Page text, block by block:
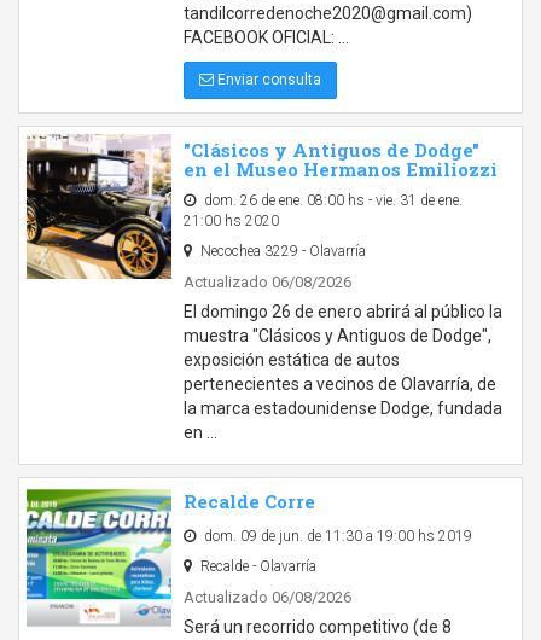
tandilcorredenoche2020@gmail.com)
FACEBOOK OFICIAL: …
Enviar consulta
"Clásicos y Antiguos de Dodge"
en el Museo Hermanos Emiliozzi
dom. 26 de ene. 08:00 hs - vie. 31 de ene.
21:00 hs 2020
Necochea 3229 - Olavarría
Actualizado 06/08/2026
El domingo 26 de enero abrirá al público la
muestra "Clásicos y Antiguos de Dodge",
exposición estática de autos
pertenecientes a vecinos de Olavarría, de
la marca estadounidense Dodge, fundada
en …
Recalde Corre
dom. 09 de jun. de 11:30 a 19:00 hs 2019
Recalde - Olavarría
Actualizado 06/08/2026
Será un recorrido competitivo (de 8